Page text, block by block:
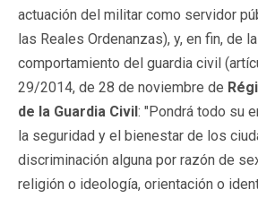
actuación del militar como servidor
las Reales Ordenanzas), y, en fin, de
comportamiento del guardia civil
29/2014, de 28 de noviembre de
de la Guardia Civil: "Pondrá todo su
la seguridad y el bienestar de los
discriminación alguna por razón de
religión o ideología, orientación o